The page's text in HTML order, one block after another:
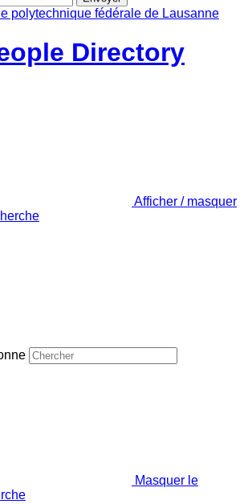
Directory
Afficher / masquer
Masquer le